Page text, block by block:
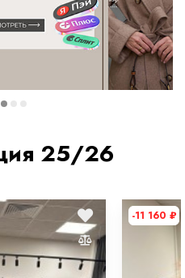
25/26
-11 160 ₽